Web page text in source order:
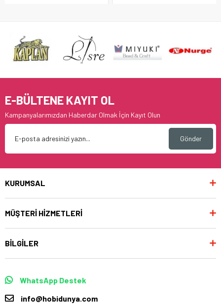
E-BÜLTENE KAYIT OL
Kampanyalarımızdan Haberdar Olmak İçin Kayıt Olun
Gönder
KURUMSAL
MÜŞTERİ HİZMETLERİ
BİLGİLER
WhatsApp Destek
info@hobidunya.com